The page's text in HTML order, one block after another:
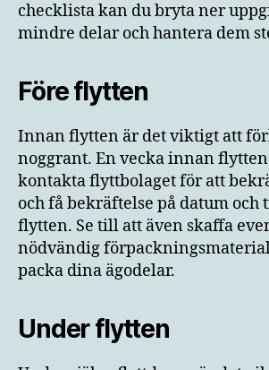
checklista kan du bryta ner
mindre delar och hantera dem
Före flytten
Innan flytten är det viktigt att
noggrant. En vecka innan
kontakta flyttbolaget för att
och få bekräftelse på datum
flytten. Se till att även skaffa
nödvändig
packa dina ägodelar.
Under flytten